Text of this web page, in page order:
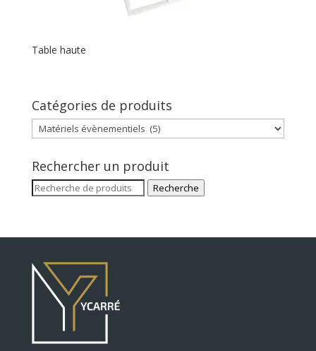
Table haute
Catégories de produits
Rechercher un produit
Recherche
Recherche